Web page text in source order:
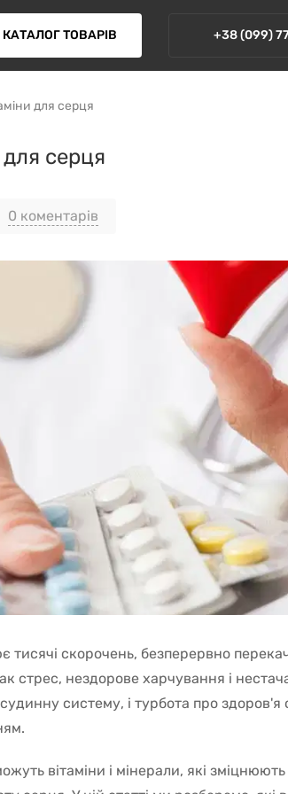
КАТАЛОГ ТОВАРІВ +38 (099)
для серця
для серця
0 коментарів
скорочень, безперервно
стрес, нездорове харчування і
систему, і турбота про здоров'я
вітаміни і мінерали, які